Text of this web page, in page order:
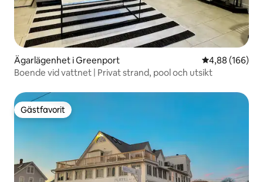
Ägarlägenhet i Greenport 4,88 av 5 i
4,88 (166)
Boende vid vattnet | Privat strand, pool och utsikt
Gästfavorit
Gästfavorit